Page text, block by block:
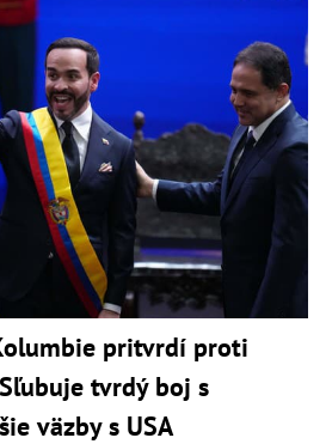
pritvrdí proti
tvrdý boj s
väzby s USA